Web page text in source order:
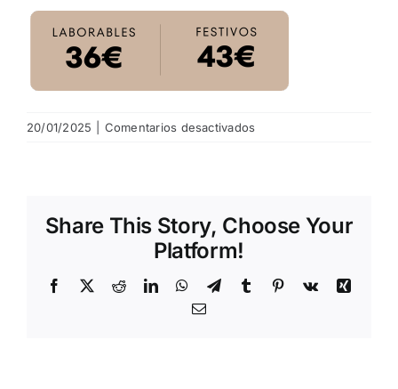
NOTICIAS
RESERVAR
20/01/2025 Comentarios desactivados
Share This Story, Choose Your
Platform!
Facebook
X RedditLinkedInWhatsApp
TelegramTumblr Pinterest
Vk
Xing
Email